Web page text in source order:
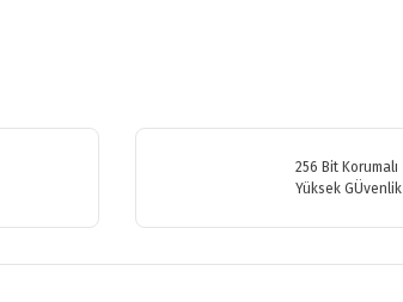
Bu ürüne ilk yorumu siz yapın!
256 Bit Korumalı
Yüksek GÜvenlik